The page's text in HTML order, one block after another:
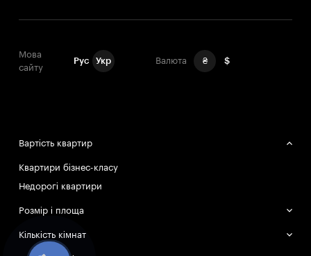
Мова
сайту
Рус Укр Валюта ₴ $
Вартість квартир
Квартири бізнес-класу
Недорогі квартири
Розмір і площа
Великі квартири
Маленькі квартири
Кількість кімнат